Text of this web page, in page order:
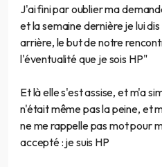
J'ai fini par oublier ma
et la semaine dernière je lui
arrière, le but de notre
l'éventualité que je sois HP"
Et là elle s'est assise, et m'a
n'était même pas la peine, et
ne me rappelle pas mot pour
accepté : je suis HP